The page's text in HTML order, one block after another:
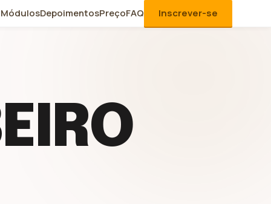
MódulosDepoimentosPreçoFAQ Inscrever-se